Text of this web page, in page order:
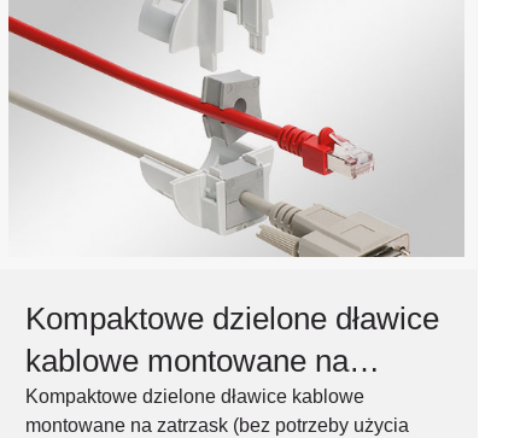
Kompaktowe dzielone dławice
kablowe montowane na
zatrzask, M16-M50, IP54
Kompaktowe dzielone dławice kablowe
montowane na zatrzask (bez potrzeby użycia